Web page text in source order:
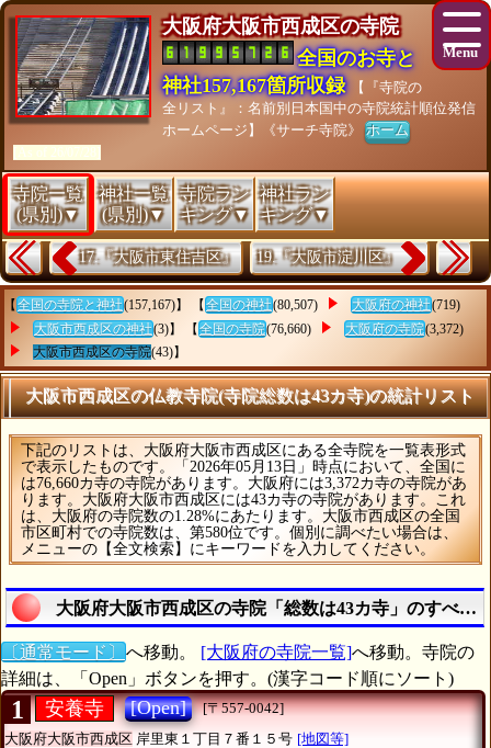
大阪府大阪市西成区の寺院
全国のお寺と
神社157,167箇所収録
【『寺院の
全リスト』：名前別日本国中の寺院統計順位発信
ホームページ】《サーチ寺院》ホーム
[As of 26/07/28]
寺院一覧
(県別)▼
神社一覧
(県別)▼
寺院ラン
キング▼
神社ラン
キング▼
17.『大阪市東住吉区』 19.『大阪市淀川区』
【 全国の寺院と神社(157,167)】 【 全国の神社(80,507) 大阪府の神社(719)
大阪市西成区の神社(3)】 【 全国の寺院(76,660) 大阪府の寺院(3,372)
大阪市西成区の寺院(43)】
大阪市西成区の仏教寺院(寺院総数は43カ寺)の統計リスト
下記のリストは、大阪府大阪市西成区にある全寺院を一覧表形式
で表示したものです。「2026年05月13日」時点において、全国に
は76,660カ寺の寺院があります。大阪府には3,372カ寺の寺院があ
ります。大阪府大阪市西成区には43カ寺の寺院があります。これ
は、大阪府の寺院数の1.28%にあたります。大阪市西成区の全国
市区町村での寺院数は、第580位です。個別に調べたい場合は、
メニューの【全文検索】にキーワードを入力してください。
大阪府大阪市西成区の寺院「総数は43カ寺」のすべて
〔通常モード〕 へ移動。 [大阪府の寺院一覧]へ移動。寺院の
詳細は、「Open」ボタンを押す。(漢字コード順にソート)
1 安養寺 [Open]
[〒557-0042]
大阪府大阪市西成区 岸里東１丁目７番１５号 [地図等]